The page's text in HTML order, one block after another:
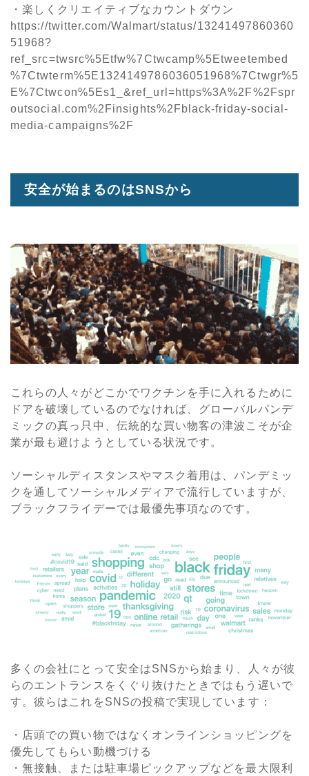
・楽しくクリエイティブなカウントダウン
https://twitter.com/Walmart/status/13241497860360
51968?
ref_src=twsrc%5Etfw%7Ctwcamp%5Etweetembed
%7Ctwterm%5E1324149786036051968%7Ctwgr%5
E%7Ctwcon%5Es1_&ref_url=https%3A%2F%2Fspr
outsocial.com%2Finsights%2Fblack-friday-social-
media-campaigns%2F
安全が始まるのはSNSから
これらの人々がどこかでワクチンを手に入れるために
ドアを破壊しているのでなければ、グローバルパンデ
ミックの真っ只中、伝統的な買い物客の津波こそが企
業が最も避けようとしている状況です。
ソーシャルディスタンスやマスク着用は、パンデミッ
クを通してソーシャルメディアで流行していますが、
ブラックフライデーでは最優先事項なのです。
多くの会社にとって安全はSNSから始まり、人々が彼
らのエントランスをくぐり抜けたときではもう遅いで
す。彼らはこれをSNSの投稿で実現しています：
・店頭での買い物ではなくオンラインショッピングを
優先してもらい動機づける
・無接触、または駐車場ピックアップなどを最大限利